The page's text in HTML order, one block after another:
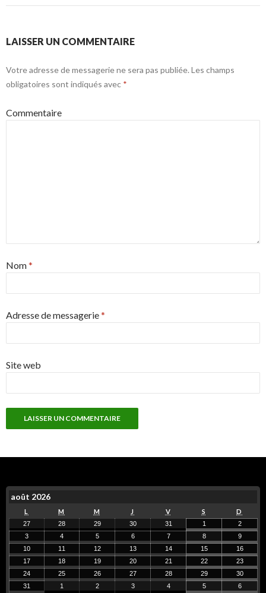
LAISSER UN COMMENTAIRE
Votre adresse de messagerie ne sera pas publiée. Les champs
obligatoires sont indiqués avec *
Commentaire
Nom*
Adresse de messagerie*
Site web
août 2026
L M M J V S D
27 28 29 30 31 1
2
3
4 5 6 7 8
9
10
11 12 13 14 15
16
17
18 19 20 21 22
23
24
25 26 27 28 29
30
31
1 2 3 4 5 6